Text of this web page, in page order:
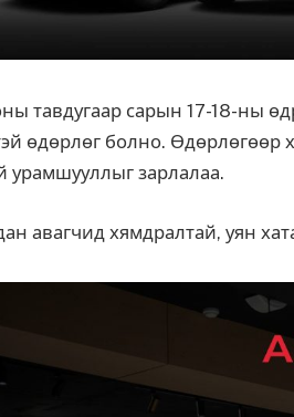
тавдугаар сарын 17-18-
өдөрлөг болно. Өдөрлөгөөр
урамшууллыг зарлалаа.
авагчид хямдралтай, уян